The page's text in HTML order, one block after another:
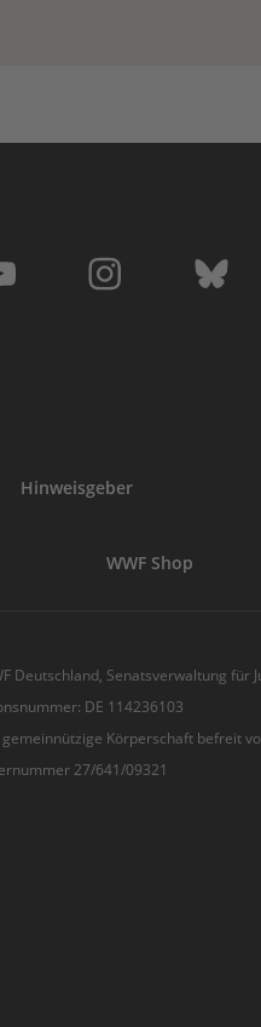
Hinweisgeber
WWF Shop
Deutschland, Senatsverwaltung für
DE 114236103
Körperschaft befreit
27/641/09321